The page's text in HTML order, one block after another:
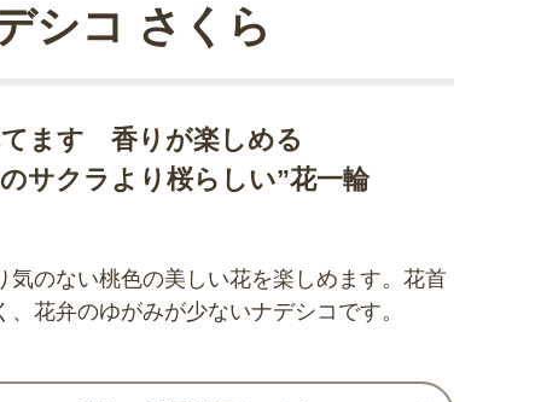
てます 香りが楽しめる
サクラより桜らしい”花一輪
シコ さくら
気のない桃色の美しい花を楽しめます。花首
、花弁のゆがみが少ないナデシコです。